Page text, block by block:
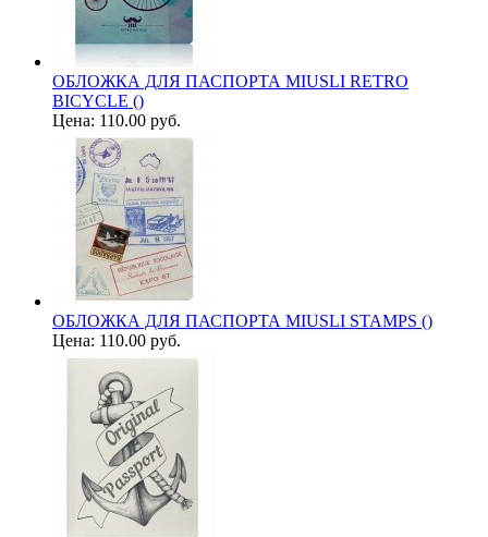
ОБЛОЖКА ДЛЯ ПАСПОРТА MIUSLI RETRO
BICYCLE ()
Цена: 110.00 руб.
ОБЛОЖКА ДЛЯ ПАСПОРТА MIUSLI STAMPS ()
Цена: 110.00 руб.